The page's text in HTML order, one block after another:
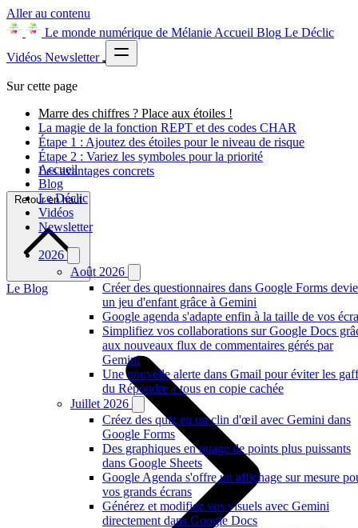
Aller au contenu
Le monde numérique de Mélanie Accueil Blog Le Déclic
Vidéos Newsletter
Accueil
Blog
Le Déclic
Vidéos
Newsletter
2026
Août 2026
Créer des questionnaires dans Google Forms
un jeu d'enfant grâce à Gemini
Google agenda s'adapte enfin à la taille de vos
Simplifiez vos collaborations sur Google Docs
aux nouveaux flux de commentaires gérés par
Gemini
Une nouvelle alerte dans Gmail pour éviter les
du Répondre à tous en copie cachée
Juillet 2026
Créez des quiz en un clin d'œil avec Gemini dans
Google Forms
Des graphiques en nuage de points plus puissants
dans Google Sheets
Google Agenda s'offre un affichage sur mesure
vos grands écrans
Générez et modifiez vos visuels avec Gemini
directement dans Google Docs
Sur cette page
Marre des chiffres ? Place aux étoiles !
La magie de la fonction REPT et des codes CHAR
Étape 1 : Ajoutez des étoiles pour le niveau de risque
Étape 2 : Variez les symboles pour la priorité
Les avantages concrets
Retour en haut
Le Blog